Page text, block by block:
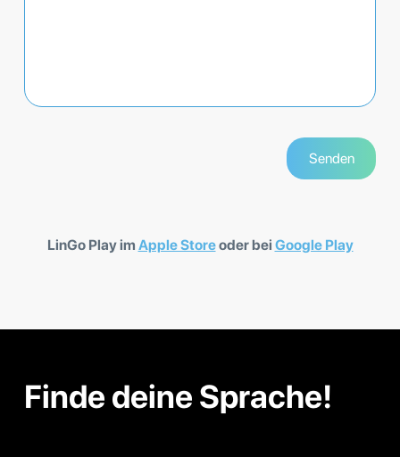
LinGo Play im Apple Storeoder bei Google Play
Finde deine Sprache!